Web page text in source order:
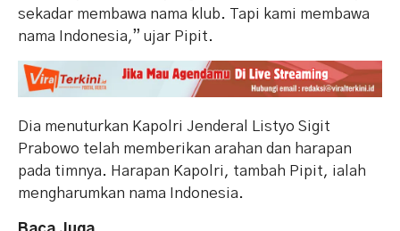
sekadar membawa nama klub. Tapi kami membawa
nama Indonesia,” ujar Pipit.
Dia menuturkan Kapolri Jenderal Listyo Sigit
Prabowo telah memberikan arahan dan harapan
pada timnya. Harapan Kapolri, tambah Pipit, ialah
mengharumkan nama Indonesia.